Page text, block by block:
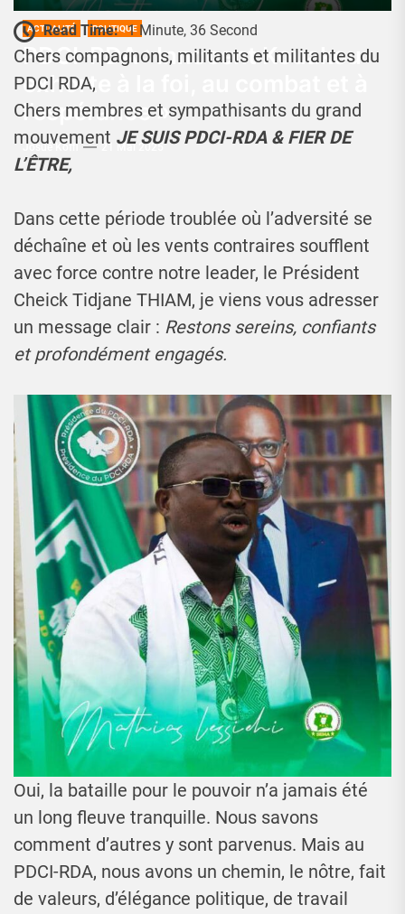
ACTUALITÉ POLITIQUE
PDCI-RDA : Innocent Kouakou
exhorte à la foi, au combat et à
l’espérance »
Josué Koffi 21 Mai 2025
Read Time: 1 Minute, 36 Second
Chers compagnons, militants et militantes du
PDCI RDA,
Chers membres et sympathisants du grand
mouvement JE SUIS PDCI-RDA & FIER DE
L’ÊTRE,
Dans cette période troublée où l’adversité se
déchaîne et où les vents contraires soufflent
avec force contre notre leader, le Président
Cheick Tidjane THIAM, je viens vous adresser
un message clair : Restons sereins, confiants
et profondément engagés.
Oui, la bataille pour le pouvoir n’a jamais été
un long fleuve tranquille. Nous savons
comment d’autres y sont parvenus. Mais au
PDCI-RDA, nous avons un chemin, le nôtre, fait
de valeurs, d’élégance politique, de travail